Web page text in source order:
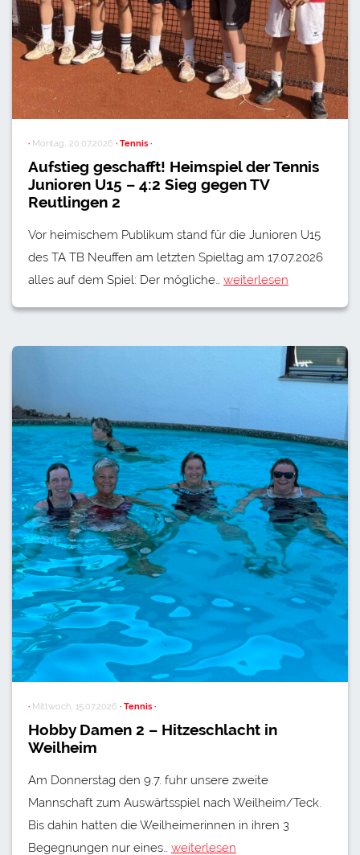
· Montag, 20.07.2026 · Tennis ·
Aufstieg geschafft! Heimspiel der Tennis
Junioren U15 – 4:2 Sieg gegen TV
Reutlingen 2
Vor heimischem Publikum stand für die Junioren U15
des TA TB Neuffen am letzten Spieltag am 17.07.2026
alles auf dem Spiel: Der mögliche… weiterlesen
· Mittwoch, 15.07.2026 · Tennis ·
Hobby Damen 2 – Hitzeschlacht in
Weilheim
Am Donnerstag den 9.7. fuhr unsere zweite
Mannschaft zum Auswärtsspiel nach Weilheim/Teck.
Bis dahin hatten die Weilheimerinnen in ihren 3
Begegnungen nur eines… weiterlesen